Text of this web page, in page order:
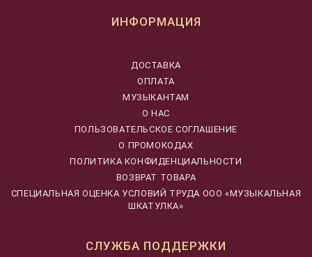
ИНФОРМАЦИЯ
ДОСТАВКА
ОПЛАТА
МУЗЫКАНТАМ
О НАС
ПОЛЬЗОВАТЕЛЬСКОЕ СОГЛАШЕНИЕ
О ПРОМОКОДАХ
ПОЛИТИКА КОНФИДЕНЦИАЛЬНОСТИ
ВОЗВРАТ ТОВАРА
CПЕЦИАЛЬНАЯ ОЦЕНКА УСЛОВИЙ ТРУДА ООО «МУЗЫКАЛЬНАЯ
ШКАТУЛКА»
СЛУЖБА ПОДДЕРЖКИ